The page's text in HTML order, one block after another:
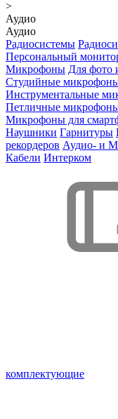
>
Аудио
Аудио
Радиосистемы
Персональный
Микрофоны Для фото
Студийные
Инструментальные
Петличные
Микрофоны для
Наушники Гарнитуры
рекордеров Аудио- и
Кабели Интерком
комплектующие